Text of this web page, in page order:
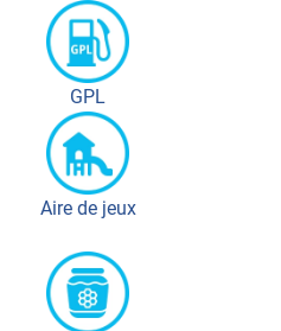
GPL
Aire de jeux